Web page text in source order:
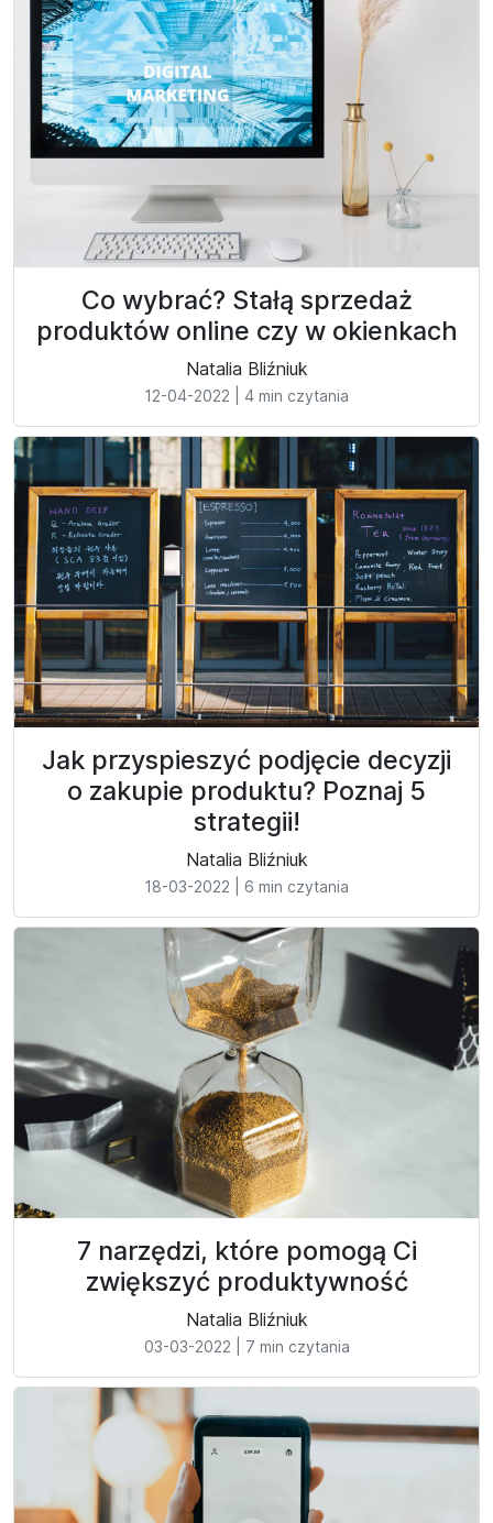
Co wybrać? Stałą sprzedaż
produktów online czy w okienkach
Natalia Bliźniuk
12-04-2022 4 min czytania
Jak przyspieszyć podjęcie decyzji
o zakupie produktu? Poznaj 5
strategii!
Natalia Bliźniuk
18-03-2022 6 min czytania
7 narzędzi, które pomogą Ci
zwiększyć produktywność
Natalia Bliźniuk
03-03-2022 7 min czytania